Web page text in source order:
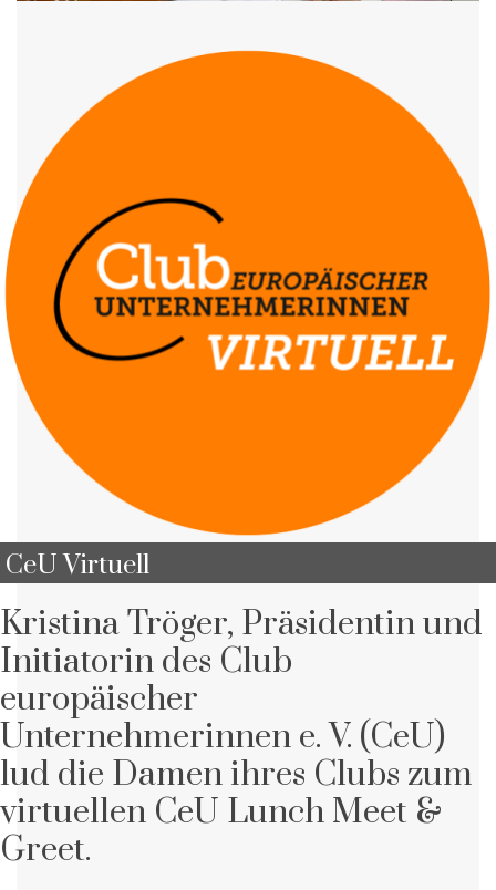
CeU Virtuell
Kristina Tröger, Präsidentin und
Initiatorin des Club
europäischer
Unternehmerinnen e. V. (CeU)
lud die Damen ihres Clubs zum
virtuellen CeU Lunch Meet &
Greet.